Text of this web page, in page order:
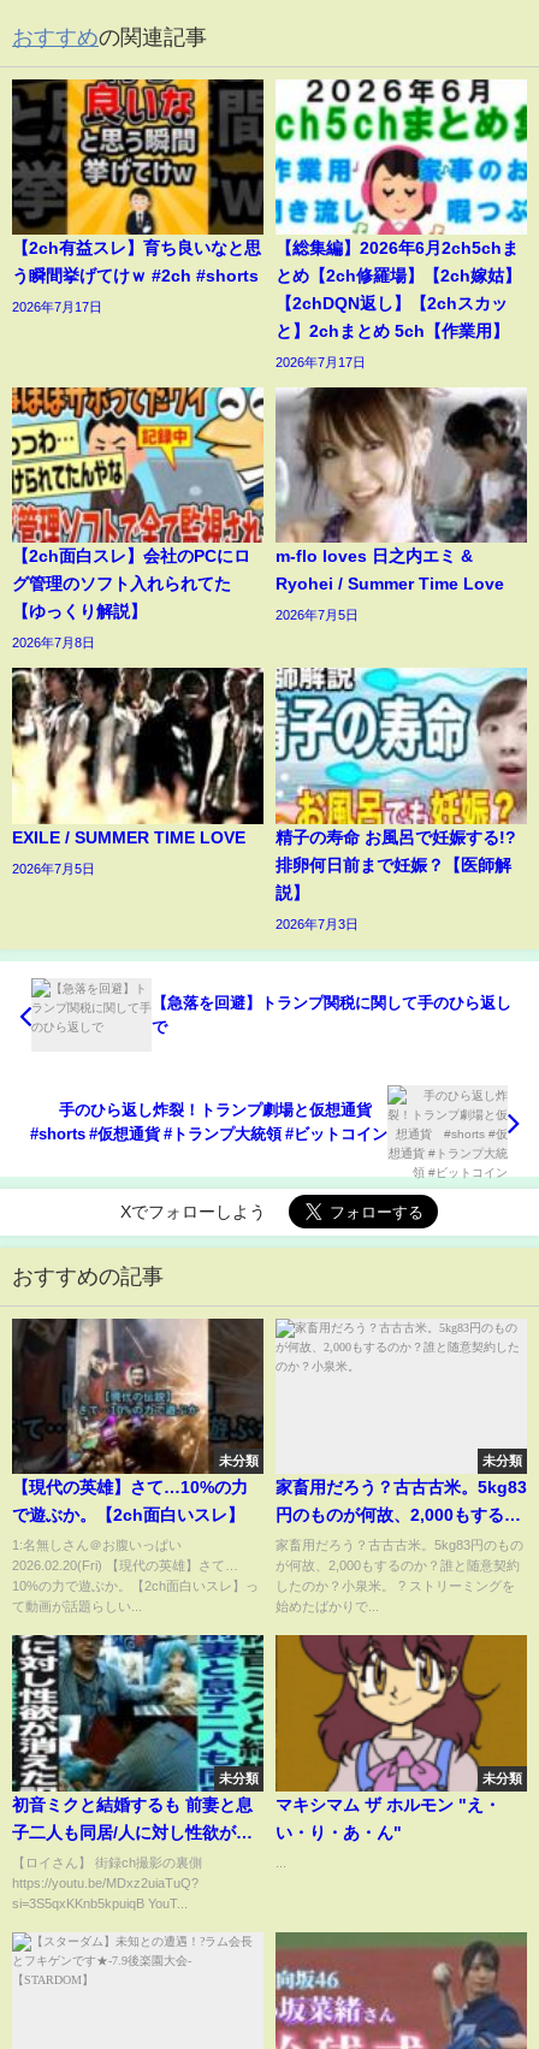
おすすめの関連記事
【2ch有益スレ】育ち良いなと思
う瞬間挙げてけｗ #2ch #shorts
2026年7月17日
【総集編】2026年6月2ch5chま
とめ【2ch修羅場】【2ch嫁姑】
【2chDQN返し】【2chスカッ
と】2chまとめ 5ch【作業用】
2026年7月17日
【2ch面白スレ】会社のPCにロ
グ管理のソフト入れられてた
【ゆっくり解説】
2026年7月8日
m-flo loves 日之内エミ &
Ryohei / Summer Time Love
2026年7月5日
EXILE / SUMMER TIME LOVE
2026年7月5日
精子の寿命 お風呂で妊娠する!?
排卵何日前まで妊娠？【医師解
説】
2026年7月3日
【急落を回避】トランプ関税に関して手のひら返し
で
手のひら返し炸裂！トランプ劇場と仮想通貨
#shorts #仮想通貨 #トランプ大統領 #ビットコイン
Xでフォローしよう
おすすめの記事
未分類
【現代の英雄】さて…10%の力
で遊ぶか。【2ch面白いスレ】
1:名無しさん＠お腹いっぱい
2026.02.20(Fri) 【現代の英雄】さて…
10%の力で遊ぶか。【2ch面白いスレ】っ
て動画が話題らしい...
未分類
家畜用だろう？古古古米。5kg83
円のものが何故、2,000もするの
か？誰と随意契約したのか？小
泉米。
家畜用だろう？古古古米。5kg83円のもの
が何故、2,000もするのか？誰と随意契約
したのか？小泉米。 ?️ ストリーミングを
始めたばかりで...
未分類
初音ミクと結婚するも 前妻と息
子二人も同居/人に対し性欲が消
えた訳/ロイ
【ロイさん】 街録ch撮影の裏側
https://youtu.be/MDxz2uiaTuQ?
si=3S5qxKKnb5kpuiqB YouT...
未分類
マキシマム ザ ホルモン "え・
い・り・あ・ん"